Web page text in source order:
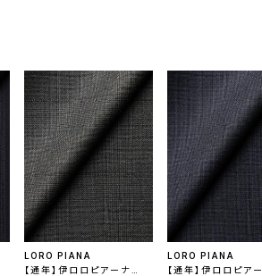
LORO PIANA
【通年】伊ロロピアーナ
LORO PIANA
【通年】伊ロロピア